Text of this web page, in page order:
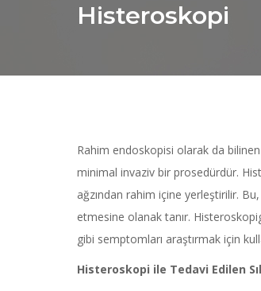
Histeroskopi
Rahim endoskopisi olarak da
minimal invaziv bir prosedürdür.
ağzından rahim içine yerleştirilir.
etmesine olanak tanır.
gibi semptomları araştırmak için
Histeroskopi ile Tedavi Edilen